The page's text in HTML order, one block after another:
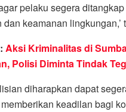
pelaku segera
dan keamanan lingkungan,’
Aksi Kriminalitas di
Polisi Diminta Tindak
diharapkan dapat
keadilan bagi